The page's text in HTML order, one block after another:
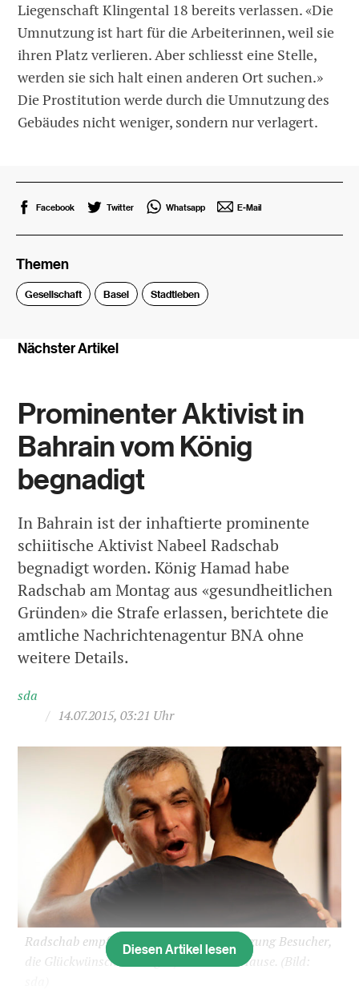
Liegenschaft Klingental 18 bereits verlassen. «Die
Umnutzung ist hart für die Arbeiterinnen, weil sie
ihren Platz verlieren. Aber schliesst eine Stelle,
werden sie sich halt einen anderen Ort suchen.»
Die Prostitution werde durch die Umnutzung des
Gebäudes nicht weniger, sondern nur verlagert.
Facebook Twitter Whatsapp E-Mail
Themen
Gesellschaft Basel Stadtleben
Nächster Artikel
Prominenter Aktivist in
Bahrain vom König
begnadigt
In Bahrain ist der inhaftierte prominente
schiitische Aktivist Nabeel Radschab
begnadigt worden. König Hamad habe
Radschab am Montag aus «gesundheitlichen
Gründen» die Strafe erlassen, berichtete die
amtliche Nachrichtenagentur BNA ohne
weitere Details.
sda
/ 14.07.2015, 03:21 Uhr
Radschab empfängt nach seiner Begnadigung Besucher,
die Glückwünsche übringen, bei sich zu Hause. (Bild:
Diesen Artikel lesen